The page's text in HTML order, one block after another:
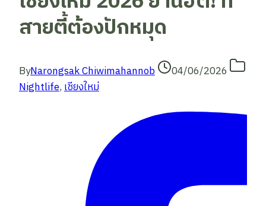
สายตี้ต้องปักหมุด
ByNarongsak Chiwimahannob
04/06/2026
Nightlife,เชียงใหม่